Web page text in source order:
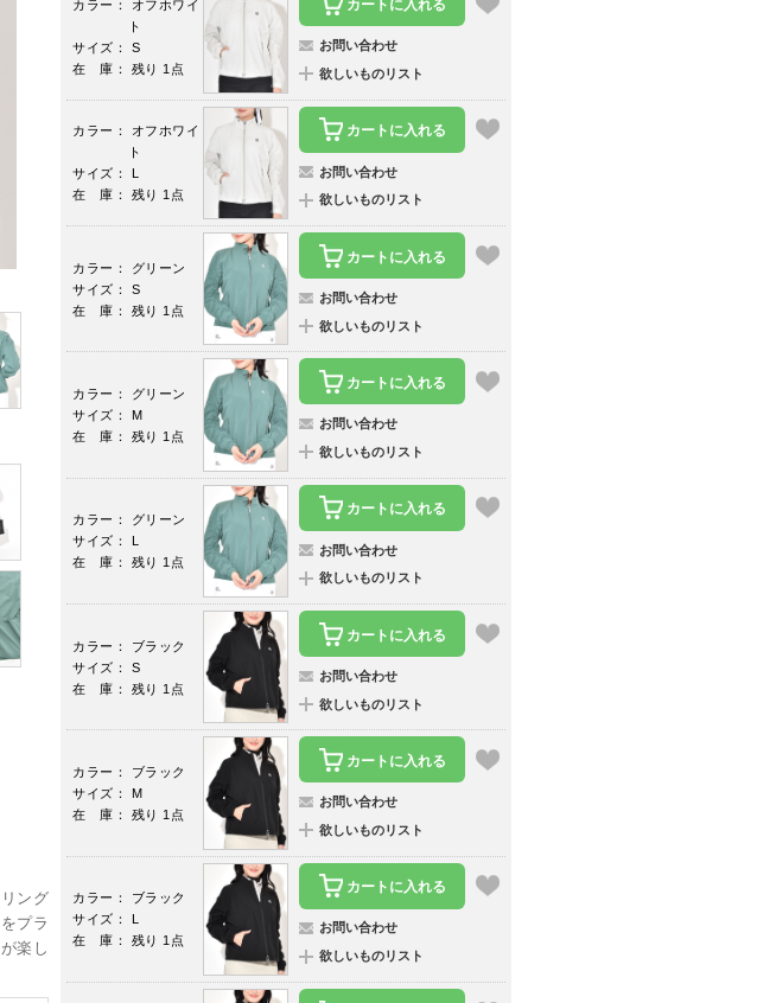
ング
プラ
楽し
カラー： オフホワイ
ト
サイズ： S
在 庫： 残り 1点
カートに入れる
お問い合わせ
欲しいものリスト
カラー： オフホワイ
ト
サイズ： L
在 庫： 残り 1点
カートに入れる
お問い合わせ
欲しいものリスト
カラー： グリーン
サイズ： S
在 庫： 残り 1点
カートに入れる
お問い合わせ
欲しいものリスト
カラー： グリーン
サイズ： M
在 庫： 残り 1点
カートに入れる
お問い合わせ
欲しいものリスト
カラー： グリーン
サイズ： L
在 庫： 残り 1点
カートに入れる
お問い合わせ
欲しいものリスト
カラー： ブラック
サイズ： S
在 庫： 残り 1点
カートに入れる
お問い合わせ
欲しいものリスト
カラー： ブラック
サイズ： M
在 庫： 残り 1点
カートに入れる
お問い合わせ
欲しいものリスト
カラー： ブラック
サイズ： L
在 庫： 残り 1点
カートに入れる
お問い合わせ
欲しいものリスト